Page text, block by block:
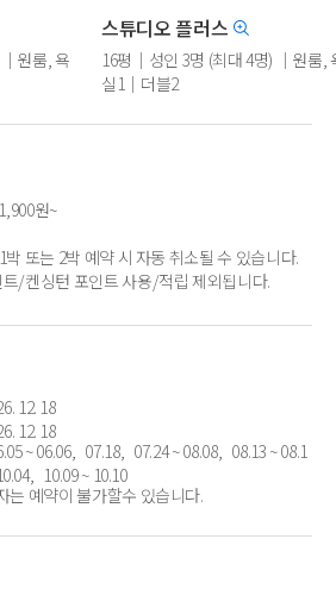
원룸, 욕
스튜디오 플러스
16평｜성인 3명 (최대 4명) ｜원룸,
실1｜더블2
원~
또는 2박 예약 시 자동 취소될 수 있습니다.
/켄싱턴 포인트 사용/적립 제외됩니다.
12. 18
12. 18
~ 06.06, 07.18, 07.24 ~ 08.08, 08.13 ~ 08.1
10.09 ~ 10.10
예약이 불가할수 있습니다.